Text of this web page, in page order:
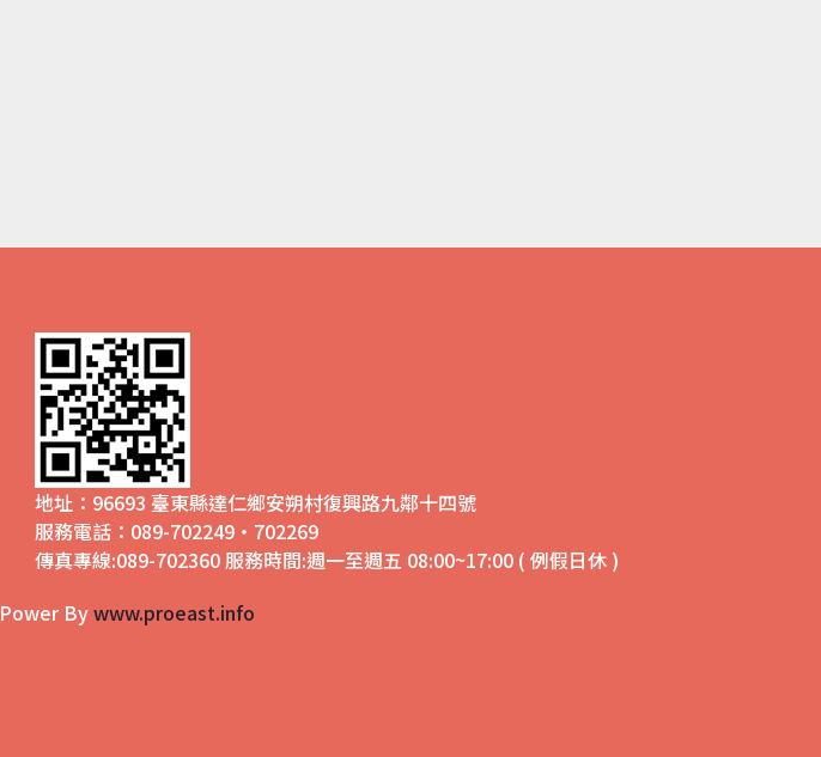
地址：96693 臺東縣達仁鄉安朔村復興路九鄰十四號
服務電話：089-702249‧702269
傳真專線:089-702360 服務時間:週一至週五 08:00~17:00 ( 例假日休 )
Power Bywww.proeast.info